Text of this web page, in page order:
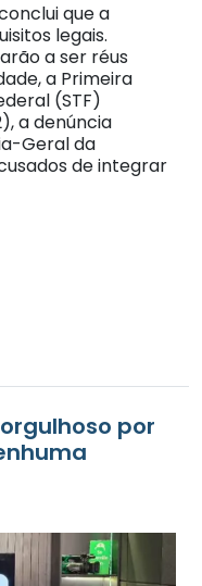
que a
legais.
a ser réus
a Primeira
(STF)
a denúncia
Geral da
de integrar
por